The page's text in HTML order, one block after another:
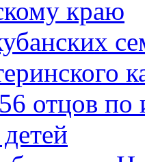
краю
отцов по